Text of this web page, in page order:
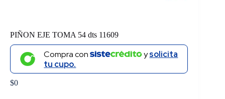
PIÑON EJE TOMA 54 dts 11609
Compra con ysolicita
tu cupo.
$0